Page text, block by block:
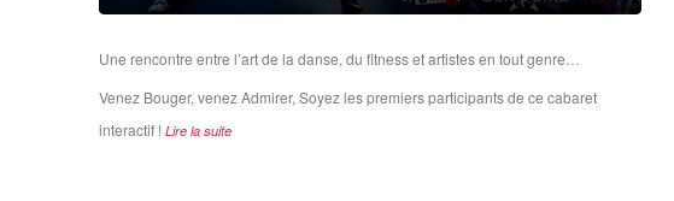
Une rencontre entre l’art de la danse, du fitness et artistes en tout genre…
Venez Bouger, venez Admirer, Soyez les premiers participants de ce cabaret
interactif ! Lire la suite